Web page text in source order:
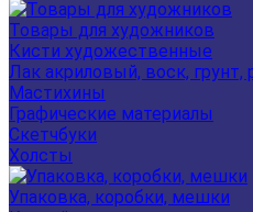
Товары для художников
Кисти художественные
Лак акриловый, воск, грунт,
Мастихины
Графические материалы
Скетчбуки
Холсты
Упаковка, коробки, мешки